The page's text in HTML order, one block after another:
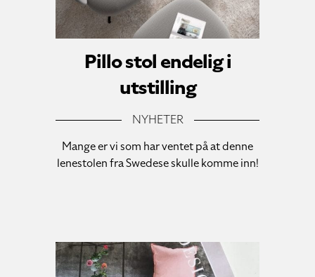
Pillo stol endelig i
utstilling
NYHETER
Mange er vi som har ventet på at denne
lenestolen fra Swedese skulle komme inn!